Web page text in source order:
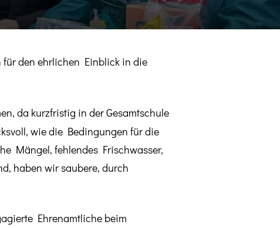
den ehrlichen Einblick in die
da kurzfristig in der Gesamtschule
wie die Bedingungen für die
Mängel, fehlendes Frischwasser,
haben wir saubere, durch
Ehrenamtliche beim